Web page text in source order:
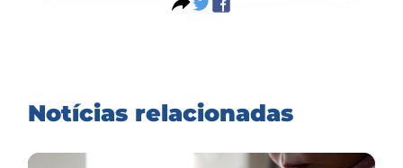
Notícias relacionadas